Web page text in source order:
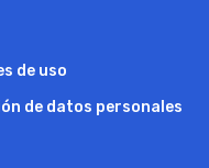
de uso
de datos personales